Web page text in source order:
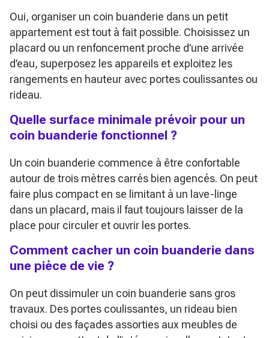
Oui, organiser un coin buanderie dans un petit
appartement est tout à fait possible. Choisissez un
placard ou un renfoncement proche d’une arrivée
d’eau, superposez les appareils et exploitez les
rangements en hauteur avec portes coulissantes ou
rideau.
Quelle surface minimale prévoir pour un
coin buanderie fonctionnel ?
Un coin buanderie commence à être confortable
autour de trois mètres carrés bien agencés. On peut
faire plus compact en se limitant à un lave-linge
dans un placard, mais il faut toujours laisser de la
place pour circuler et ouvrir les portes.
Comment cacher un coin buanderie dans
une pièce de vie ?
On peut dissimuler un coin buanderie sans gros
travaux. Des portes coulissantes, un rideau bien
choisi ou des façades assorties aux meubles de